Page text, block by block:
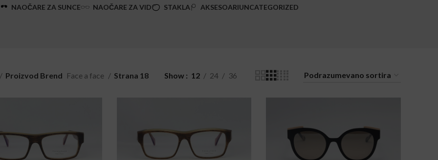
NAOČARE ZA SUNCE NAOČARE ZA VID STAKLA AKSESOARIUNCATEGORIZED
Proizvod Brend Face a face Strana 18 Show 12 24 36